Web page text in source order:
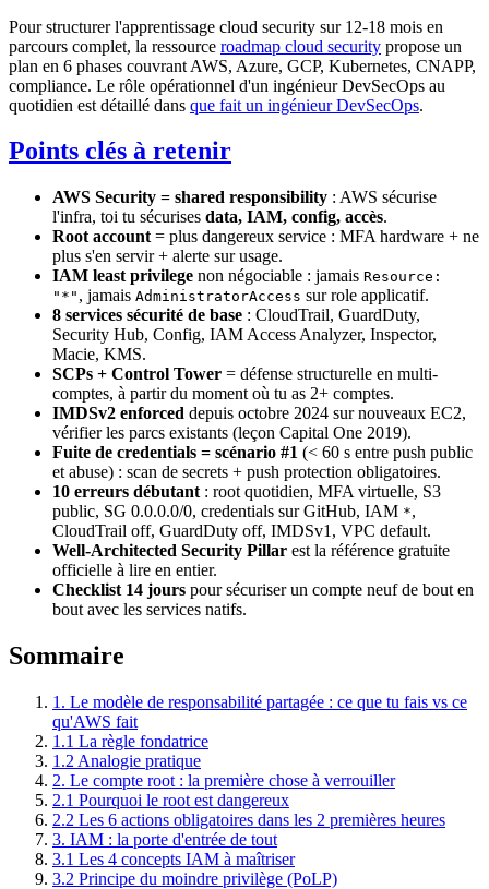
Pour structurer l'apprentissage cloud security sur 12-18 mois en
parcours complet, la ressource roadmap cloud security propose un
plan en 6 phases couvrant AWS, Azure, GCP, Kubernetes, CNAPP,
compliance. Le rôle opérationnel d'un ingénieur DevSecOps au
quotidien est détaillé dans que fait un ingénieur DevSecOps.
Points clés à retenir
AWS Security = shared responsibility : AWS sécurise
l'infra, toi tu sécurises data, IAM, config, accès.
Root account = plus dangereux service : MFA hardware + ne
plus s'en servir + alerte sur usage.
IAM least privilege non négociable : jamais Resource:
"*" , jamais AdministratorAccess sur role applicatif.
8 services sécurité de base : CloudTrail, GuardDuty,
Security Hub, Config, IAM Access Analyzer, Inspector,
Macie, KMS.
SCPs + Control Tower = défense structurelle en multi-
comptes, à partir du moment où tu as 2+ comptes.
IMDSv2 enforced depuis octobre 2024 sur nouveaux EC2,
vérifier les parcs existants (leçon Capital One 2019).
Fuite de credentials = scénario #1 (< 60 s entre push public
et abuse) : scan de secrets + push protection obligatoires.
10 erreurs débutant : root quotidien, MFA virtuelle, S3
public, SG 0.0.0.0/0, credentials sur GitHub, IAM *,
CloudTrail off, GuardDuty off, IMDSv1, VPC default.
Well-Architected Security Pillar est la référence gratuite
officielle à lire en entier.
Checklist 14 jours pour sécuriser un compte neuf de bout en
bout avec les services natifs.
Sommaire
1. Le modèle de responsabilité partagée : ce que tu fais vs ce
qu'AWS fait
1.1 La règle fondatrice
1.2 Analogie pratique
2. Le compte root : la première chose à verrouiller
2.1 Pourquoi le root est dangereux
2.2 Les 6 actions obligatoires dans les 2 premières heures
3. IAM : la porte d'entrée de tout
3.1 Les 4 concepts IAM à maîtriser
3.2 Principe du moindre privilège (PoLP)